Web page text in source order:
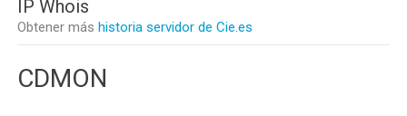
IP Whois
Obtener más historia servidor de Cie.es
CDMON